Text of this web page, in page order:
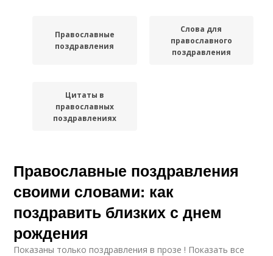
Православные
поздравления
Слова для
православного
поздравления
Цитаты в
православных
поздравлениях
Православные поздравления
своими словами: как
поздравить близких с днем
рождения
Показаны только поздравления в прозе ! Показать все